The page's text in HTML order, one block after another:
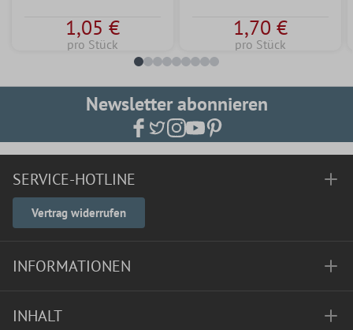
1,05 €
pro Stück
1,70 €
pro Stück
Newsletter abonnieren
SERVICE-HOTLINE
Vertrag widerrufen
INFORMATIONEN
INHALT